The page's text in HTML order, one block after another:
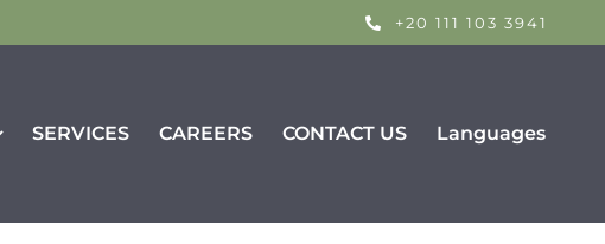
+20 111 103 3941
SERVICES CAREERS CONTACT US Languages